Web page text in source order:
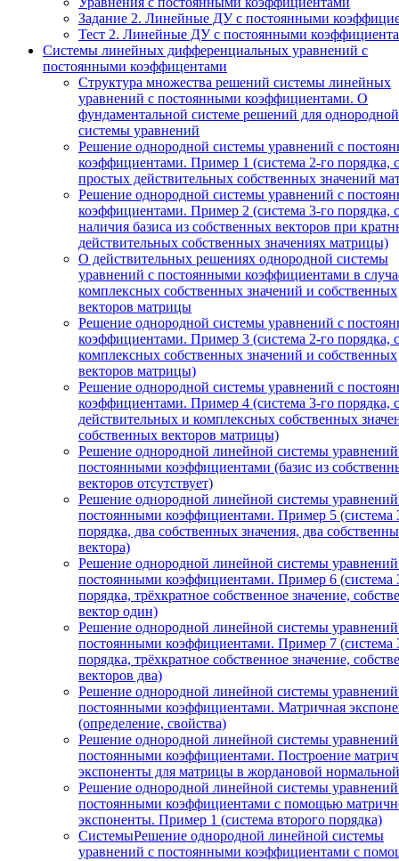
Задание 2. Линейные ДУ с постоянными
Тест 2. Линейные ДУ с постоянными
Системы линейных дифференциальных уравнений с
постоянными коэффицентами
Структура множества решений системы линейных
уравнений с постоянными коэффициентами. О
фундаментальной системе решений для однородной
системы уравнений
Решение однородной системы уравнений с
коэффициентами. Пример 1 (система 2-го порядка,
простых действительных собственных значений
Решение однородной системы уравнений с
коэффициентами. Пример 2 (система 3-го порядка,
наличия базиса из собственных векторов при
действительных собственных значениях матрицы)
О действительных решениях однородной системы
уравнений с постоянными коэффициентами в
комплексных собственных значений и собственных
векторов матрицы
Решение однородной системы уравнений с
коэффициентами. Пример 3 (система 2-го порядка,
комплексных собственных значений и собственных
векторов матрицы)
Решение однородной системы уравнений с
коэффициентами. Пример 4 (система 3-го порядка,
действительных и комплексных собственных
собственных векторов матрицы)
Решение однородной линейной системы
постоянными коэффициентами (базис из
векторов отсутствует)
Решение однородной линейной системы
постоянными коэффициентами. Пример 5 (система
порядка, два собственных значения, два
вектора)
Решение однородной линейной системы
постоянными коэффициентами. Пример 6 (система
порядка, трёхкратное собственное значение,
вектор один)
Решение однородной линейной системы
постоянными коэффициентами. Пример 7 (система
порядка, трёхкратное собственное значение,
векторов два)
Решение однородной линейной системы
постоянными коэффициентами. Матричная
(определение, свойства)
Решение однородной линейной системы
постоянными коэффициентами. Построение
экспоненты для матрицы в жордановой
Решение однородной линейной системы
постоянными коэффициентами с помощью
экспоненты. Пример 1 (система второго порядка)
СистемыРешение однородной линейной системы
уравнений с постоянными коэффициентами с